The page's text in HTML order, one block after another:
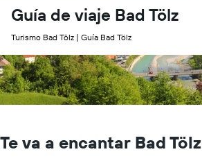
Guía de viaje Bad Tölz
Turismo Bad Tölz | Guía Bad Tölz
Te va a encantar Bad Tölz